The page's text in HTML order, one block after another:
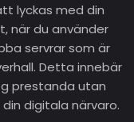
lyckas med din
när du använder
servrar som är
Detta innebär
prestanda utan
digitala närvaro.